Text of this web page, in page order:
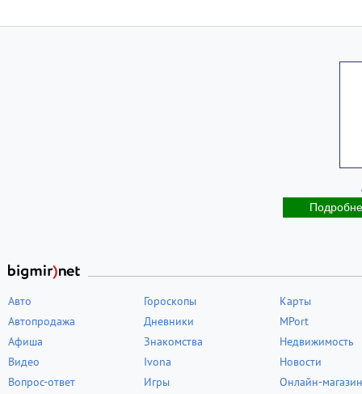
Авто
Автопродажа
Афиша
Видео
Вопрос-ответ
Гороскопы
Дневники
Знакомства
Ivona
Игры
Карты
MPort
Недвижимость
Новости
Онлайн-магазин